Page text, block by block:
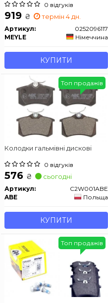
0 відгуків
919 ₴ термін 4 дн.
Артикул:
0252096117
MEYLE
Німеччина
КУПИТИ
Колодки гальмівні дискові
0 відгуків
576 ₴ сьогодні
Артикул:
C2W001ABE
ABE
Польща
КУПИТИ
Топ продажів
Топ продажів